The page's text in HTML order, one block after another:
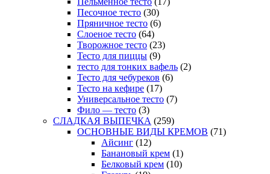
Песочное тесто (30)
Пряничное тесто (6)
Слоеное тесто (64)
Творожное тесто (23)
Тесто для пиццы (9)
тесто для тонких вафель (2)
Тесто для чебуреков (6)
Тесто на кефире (17)
Универсальное тесто (7)
Фило — тесто (3)
СЛАДКАЯ ВЫПЕЧКА (259)
ОСНОВНЫЕ ВИДЫ КРЕМОВ (71)
Айсинг (12)
Банановый крем (1)
Белковый крем (10)